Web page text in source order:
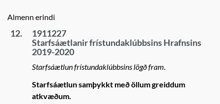
Almenn erindi
12.
1911227
Starfsáætlanir frístundaklúbbsins Hrafnsins
2019-2020
Starfsáætlun frístundaklúbbsins lögð fram.
Starfsáætlun samþykkt með öllum greiddum
atkvæðum.